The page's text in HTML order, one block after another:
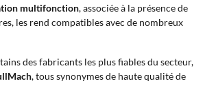
multifonction, associée à la présence de
les rend compatibles avec de nombreux
des fabricants les plus fiables du secteur,
, tous synonymes de haute qualité de